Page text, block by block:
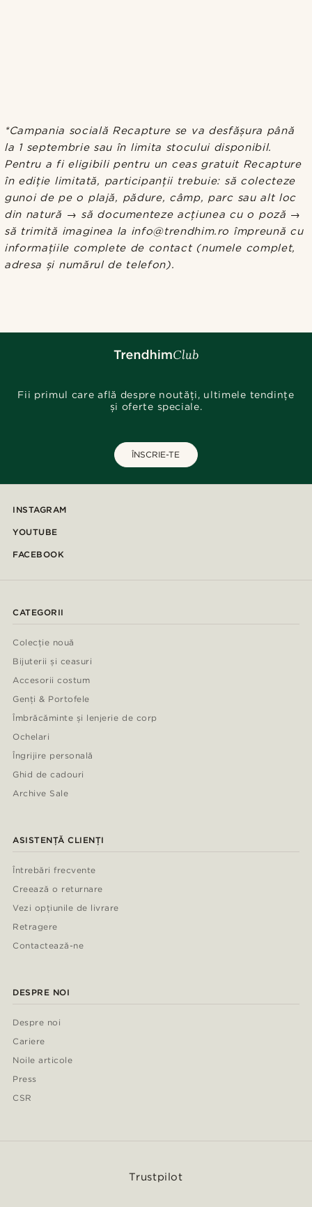
*Campania socială Recapture se va desfășura până
la 1 septembrie sau în limita stocului disponibil.
Pentru a fi eligibili pentru un ceas gratuit Recapture
în ediție limitată, participanții trebuie: să colecteze
gunoi de pe o plajă, pădure, câmp, parc sau alt loc
din natură → să documenteze acțiunea cu o poză →
să trimită imaginea la info@trendhim.ro împreună cu
informațiile complete de contact (numele complet,
adresa și numărul de telefon).
Fii primul care află despre noutăți, ultimele tendințe
și oferte speciale.
ÎNSCRIE-TE
INSTAGRAM
YOUTUBE
FACEBOOK
CATEGORII
Colecție nouă
Bijuterii și ceasuri
Accesorii costum
Genți & Portofele
Îmbrăcăminte și lenjerie de corp
Ochelari
Îngrijire personală
Ghid de cadouri
Archive Sale
ASISTENȚĂ CLIENȚI
Întrebări frecvente
Creează o returnare
Vezi opțiunile de livrare
Retragere
Contactează-ne
DESPRE NOI
Despre noi
Cariere
Noile articole
Press
CSR
Trustpilot